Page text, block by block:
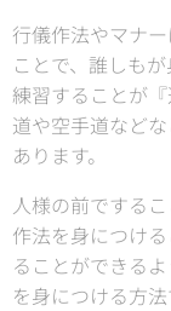
行儀作法やマナ
ことで、誰しも
練習することが
道や空手道など
あります。
人様の前でする
作法を身につけ
ることができる
を身につける方法